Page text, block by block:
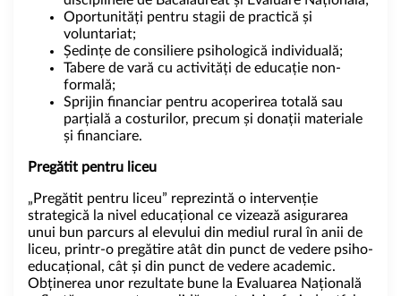
Oportunități pentru stagii de practică și
voluntariat;
Ședințe de consiliere psihologică individuală;
Tabere de vară cu activități de educație non-
formală;
Sprijin financiar pentru acoperirea totală sau
parțială a costurilor, precum și donații materiale
și financiare.
Pregătit pentru liceu
„Pregătit pentru liceu” reprezintă o intervenție
strategică la nivel educațional ce vizează asigurarea
unui bun parcurs al elevului din mediul rural în anii de
liceu, printr-o pregătire atât din punct de vedere psiho-
educațional, cât și din punct de vedere academic.
Obținerea unor rezultate bune la Evaluarea Națională